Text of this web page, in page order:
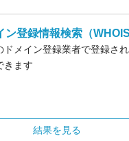
ン登録情報検索 （WHOIS
ドメイン登録業者で登録さ
きます
結果を見る